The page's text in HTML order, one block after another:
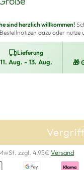
sind herzlich willkommen!
Bestellnotizen dazu oder nutze
Lieferung
11. Aug. - 13. Aug. 🎁
zzgl. 4,95€Versand